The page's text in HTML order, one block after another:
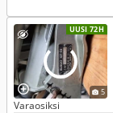
UUSI 72H
5
Varaosiksi